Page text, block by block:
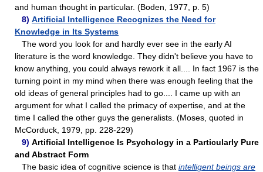
and human thought in particular. (Boden, 1977, p. 5)
8) Artificial Intelligence Recognizes the Need for
Knowledge in Its Systems
The word you look for and hardly ever see in the early AI
literature is the word knowledge. They didn't believe you have to
know anything, you could always rework it all.... In fact 1967 is the
turning point in my mind when there was enough feeling that the
old ideas of general principles had to go.... I came up with an
argument for what I called the primacy of expertise, and at the
time I called the other guys the generalists. (Moses, quoted in
McCorduck, 1979, pp. 228-229)
9) Artificial Intelligence Is Psychology in a Particularly Pure
and Abstract Form
The basic idea of cognitive science is that intelligent beings are